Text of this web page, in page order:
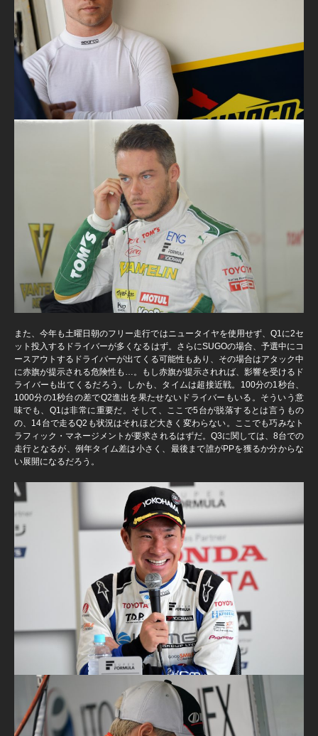
また、今年も土曜日朝のフリー走行ではニュータイヤを使用せず、Q1に2セ
ット投入するドライバーが多くなるはず。さらにSUGOの場合、予選中にコ
ースアウトするドライバーが出てくる可能性もあり、その場合はアタック中
に赤旗が提示される危険性も…。もし赤旗が提示されれば、影響を受けるド
ライバーも出てくるだろう。しかも、タイムは超接近戦。100分の1秒台、
1000分の1秒台の差でQ2進出を果たせないドライバーもいる。そういう意
味でも、Q1は非常に重要だ。そして、ここで5台が脱落するとは言うもの
の、14台で走るQ2も状況はそれほど大きく変わらない。ここでも巧みなト
ラフィック・マネージメントが要求されるはずだ。Q3に関しては、8台での
走行となるが、例年タイム差は小さく、最後まで誰がPPを獲るか分からな
い展開になるだろう。